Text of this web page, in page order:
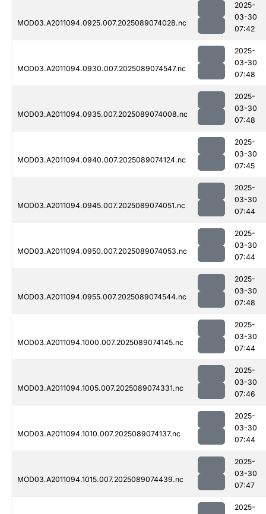
MOD03.A2011094.0925.007.2025089074028.nc
2025-
03-30
07:42
MOD03.A2011094.0930.007.2025089074547.nc
2025-
03-30
07:48
MOD03.A2011094.0935.007.2025089074008.nc
2025-
03-30
07:48
MOD03.A2011094.0940.007.2025089074124.nc
2025-
03-30
07:45
MOD03.A2011094.0945.007.2025089074051.nc
2025-
03-30
07:44
MOD03.A2011094.0950.007.2025089074053.nc
2025-
03-30
07:44
MOD03.A2011094.0955.007.2025089074544.nc
2025-
03-30
07:48
MOD03.A2011094.1000.007.2025089074145.nc
2025-
03-30
07:44
MOD03.A2011094.1005.007.2025089074331.nc
2025-
03-30
07:46
MOD03.A2011094.1010.007.2025089074137.nc
2025-
03-30
07:44
MOD03.A2011094.1015.007.2025089074439.nc
2025-
03-30
07:47
2025-